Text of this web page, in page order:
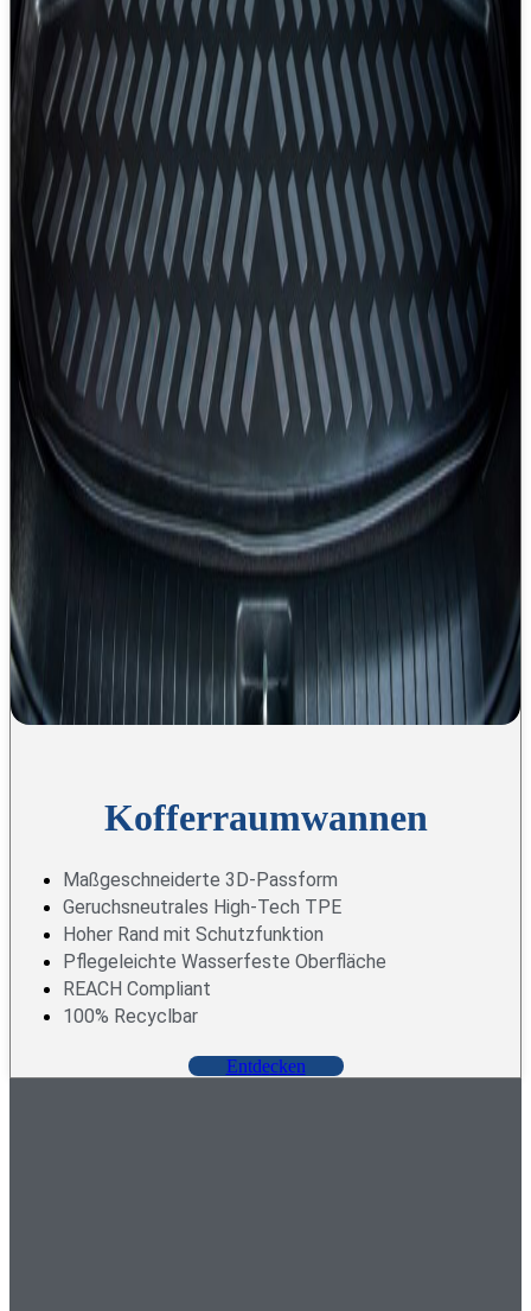
Kofferraumwannen
Maßgeschneiderte 3D-Passform
Geruchsneutrales High-Tech TPE
Hoher Rand mit Schutzfunktion
Pflegeleichte Wasserfeste Oberfläche
REACH Compliant
100% Recyclbar
Entdecken